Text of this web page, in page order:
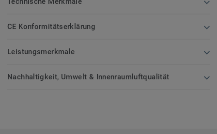
CE Konformitätserklärung
Leistungsmerkmale
Nachhaltigkeit, Umwelt & Innenraumluftqualität